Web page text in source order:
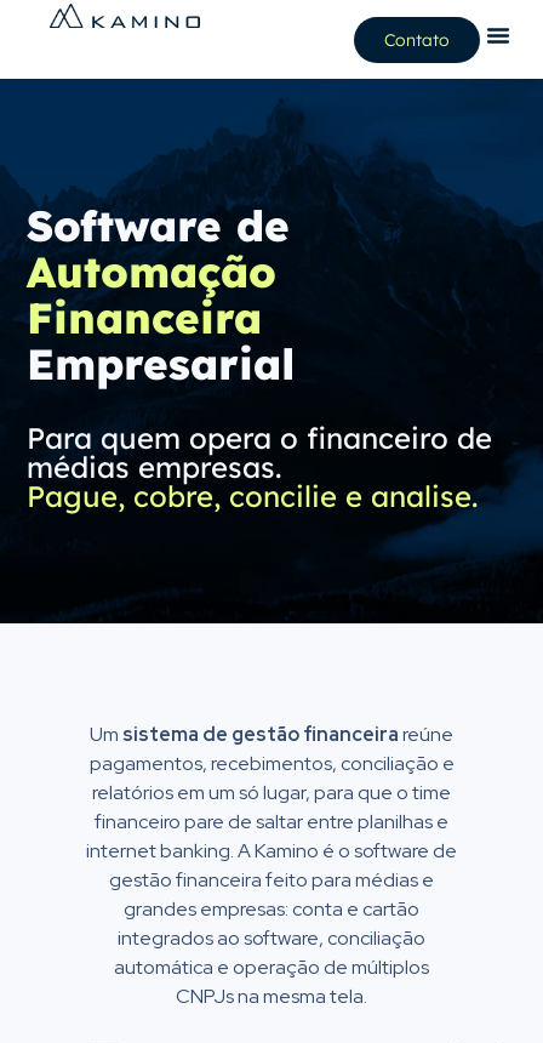
Contato
Software de
Automação
Financeira
Empresarial
Para quem opera o financeiro de
médias empresas.
Pague, cobre, concilie e analise.
Um sistema de gestão financeirareúne
pagamentos, recebimentos, conciliação e
relatórios em um só lugar, para que o time
financeiro pare de saltar entre planilhas e
internet banking. A Kamino é o software de
gestão financeira feito para médias e
grandes empresas: conta e cartão
integrados ao software, conciliação
automática e operação de múltiplos
CNPJs na mesma tela.